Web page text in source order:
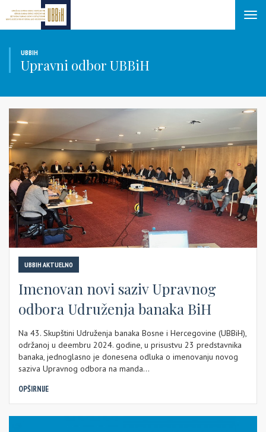
UBBIH
Upravni odbor UBBiH
UBBIH AKTUELNO
Imenovan novi saziv Upravnog
odbora Udruženja banaka BiH
Na 43. Skupštini Udruženja banaka Bosne i Hercegovine (UBBiH),
održanoj u deembru 2024. godine, u prisustvu 23 predstavnika
banaka, jednoglasno je donesena odluka o imenovanju novog
saziva Upravnog odbora na manda...
OPŠIRNIJE